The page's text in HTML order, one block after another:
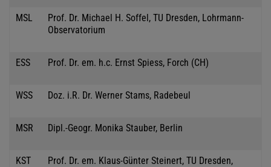
MSL
Prof. Dr. Michael H. Soffel, TU Dresden, Lohrmann-
Observatorium
ESS Prof. Dr. em. h.c. Ernst Spiess, Forch (CH)
WSS Doz. i.R. Dr. Werner Stams, Radebeul
MSR Dipl.-Geogr. Monika Stauber, Berlin
KST
Prof. Dr. em. Klaus-Günter Steinert, TU Dresden,